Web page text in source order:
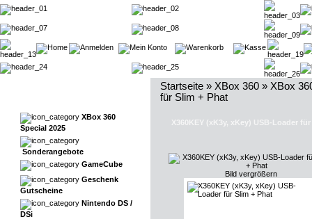
XBox 360
Special 2025
Sonderangebote
GameCube
Geschenk
Gutscheine
Nintendo DS /
DSi
Startseite » XBox 360 » XBox
für Slim + Phat
X360KEY (xK3y, xKey) USB-Loader
Bild vergrößern